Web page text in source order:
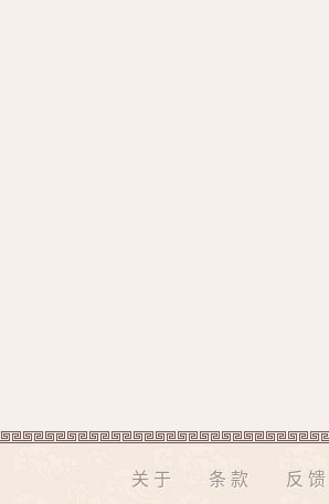
关于 条款 反馈